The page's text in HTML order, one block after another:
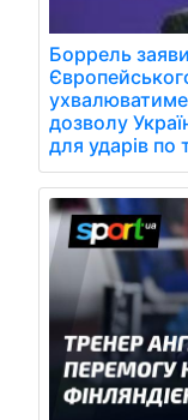
Боррель
дозволу
для ударів по